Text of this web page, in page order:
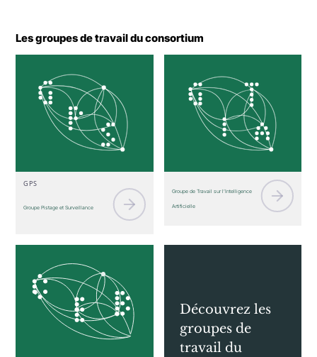
Les groupes de travail du consortium
GPS
Groupe Pistage et Surveillance
Groupe de Travail sur l’Intelligence
Artificielle
Découvrez les
groupes de
travail du